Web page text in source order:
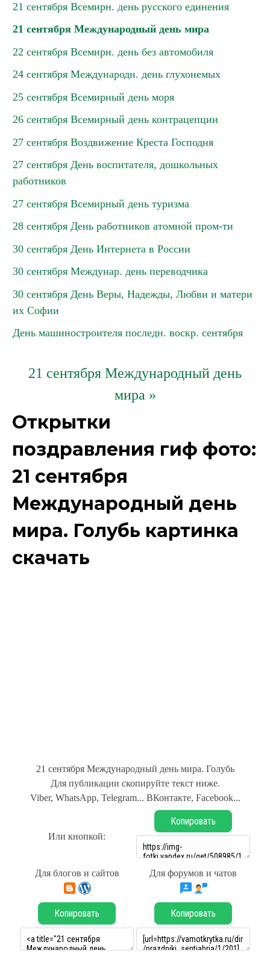
21 сентября Всемирн. день русского единения
21 сентября Международный день мира
22 сентября Всемирн. день без автомобиля
24 сентября Международн. день глухонемых
25 сентября Всемирный день моря
26 сентября Всемирный день контрацепции
27 сентября Воздвижение Креста Господня
27 сентября День воспитателя, дошкольных
работников
27 сентября Всемирный день туризма
28 сентября День работников атомной пром-ти
30 сентября День Интернета в России
30 сентября Междунар. день переводчика
30 сентября День Веры, Надежды, Любви и матери
их Софии
День машиностроителя последн. воскр. сентября
21 сентября Международный день
мира »
Открытки
поздравления гиф фото:
21 сентября
Международный день
мира. Голубь картинка
скачать
21 сентября Международный день мира. Голубь
Для публикации скопируйте текст ниже.
Viber, WhatsApp, Telegram... ВКонтакте, Facebook...
Или кнопкой:
Копировать
Для блогов и сайтов Для форумов и чатов
Копировать Копировать